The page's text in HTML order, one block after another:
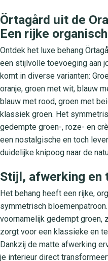
Örtagård uit de
Een rijke
Ontdek het luxe behang
een stijlvolle toevoeging aan
komt in diverse varianten:
oranje, groen met wit, blauw
blauw met rood, groen met
klassiek groen. Het
gedempte groen-, roze- en
een nostalgische en toch
duidelijke knipoog naar de
Stijl, afwerking en
Het behang heeft een rijke,
symmetrisch
voornamelijk gedempt groen,
zorgt voor een klassieke en
Dankzij de matte afwerking
je interieur direct